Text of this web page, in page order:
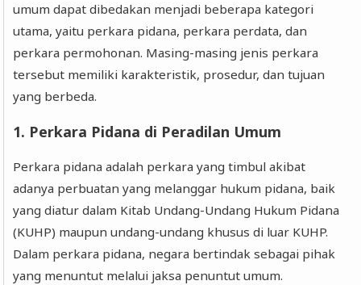
umum dapat dibedakan menjadi beberapa kategori
utama, yaitu perkara pidana, perkara perdata, dan
perkara permohonan. Masing-masing jenis perkara
tersebut memiliki karakteristik, prosedur, dan tujuan
yang berbeda.
1. Perkara Pidana di Peradilan Umum
Perkara pidana adalah perkara yang timbul akibat
adanya perbuatan yang melanggar hukum pidana, baik
yang diatur dalam Kitab Undang-Undang Hukum Pidana
(KUHP) maupun undang-undang khusus di luar KUHP.
Dalam perkara pidana, negara bertindak sebagai pihak
yang menuntut melalui jaksa penuntut umum.